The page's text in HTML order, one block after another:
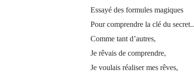
Essayé des formules magiques
Pour comprendre la clé du secret..
Comme tant d’autres,
Je rêvais de comprendre,
Je voulais réaliser mes rêves,